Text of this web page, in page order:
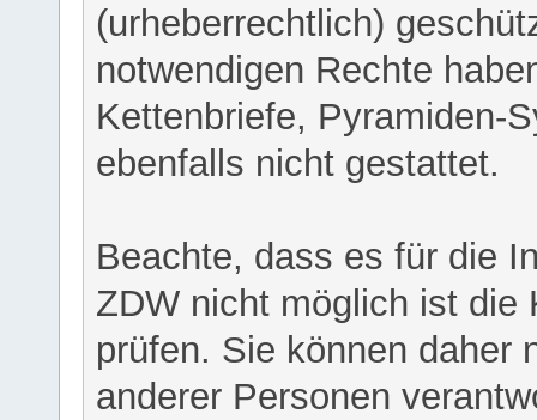
(urheberrechtlich)
notwendigen Rechte
Kettenbriefe, Pyramiden-
ebenfalls nicht gestattet.
Beachte, dass es für die
ZDW nicht möglich ist die
prüfen. Sie können daher
anderer Personen